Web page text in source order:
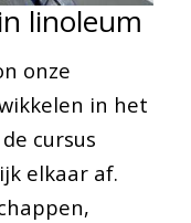
linoleum
onze
in het
cursus
elkaar af.